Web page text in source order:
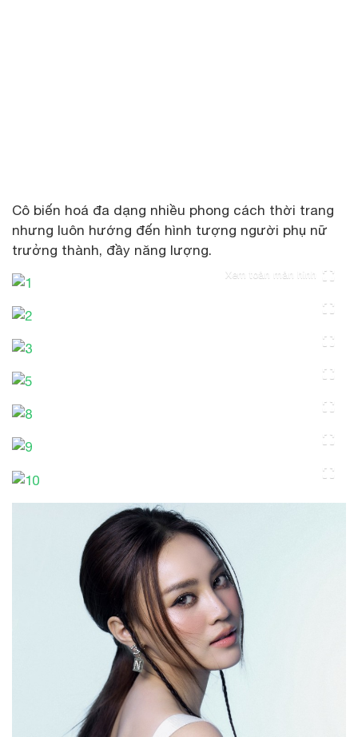
Cô biến hoá đa dạng nhiều phong cách thời trang
nhưng luôn hướng đến hình tượng người phụ nữ
trưởng thành, đầy năng lượng.
Xem toàn màn hình